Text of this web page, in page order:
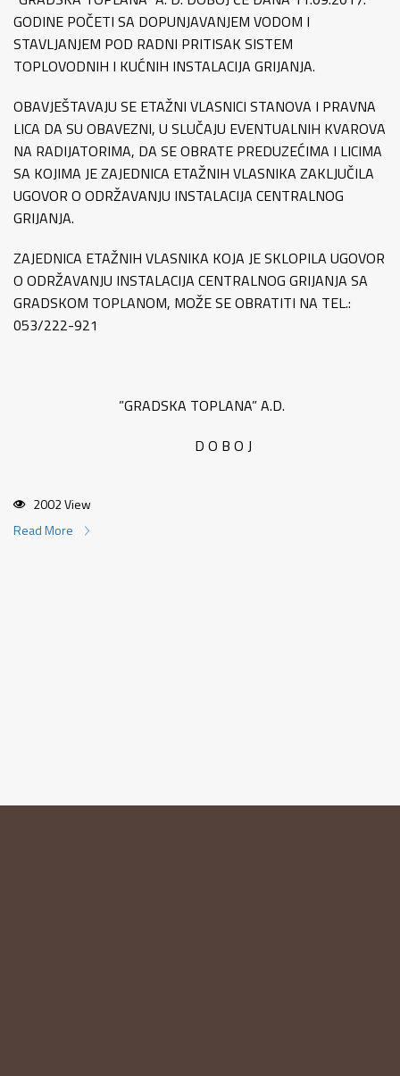
GODINE POČETI SA DOPUNJAVANJEM VODOM I
STAVLJANJEM POD RADNI PRITISAK SISTEM
TOPLOVODNIH I KUĆNIH INSTALACIJA GRIJANJA.
OBAVJEŠTAVAJU SE ETAŽNI VLASNICI STANOVA I PRAVNA
LICA DA SU OBAVEZNI, U SLUČAJU EVENTUALNIH KVAROVA
NA RADIJATORIMA, DA SE OBRATE PREDUZEĆIMA I LICIMA
SA KOJIMA JE ZAJEDNICA ETAŽNIH VLASNIKA ZAKLJUČILA
UGOVOR O ODRŽAVANJU INSTALACIJA CENTRALNOG
GRIJANJA.
ZAJEDNICA ETAŽNIH VLASNIKA KOJA JE SKLOPILA UGOVOR
O ODRŽAVANJU INSTALACIJA CENTRALNOG GRIJANJA SA
GRADSKOM TOPLANOM, MOŽE SE OBRATITI NA TEL.:
053/222-921
”GRADSKA TOPLANA” A.D.
D O B O J
2002 View
Read More